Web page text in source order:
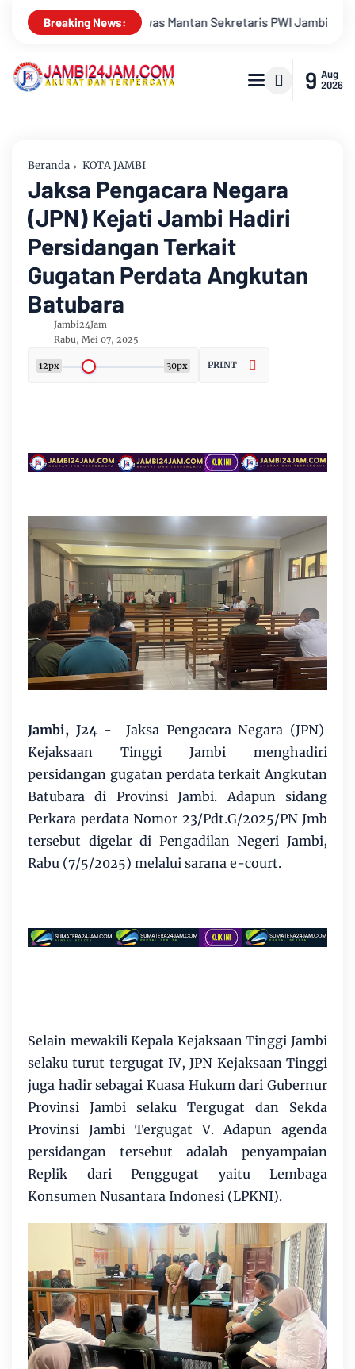
Breaking News:
Jambi Tutup Usia Menapaki Usia 59 Tahun, Sinsen
9 Aug
2026
Beranda KOTA JAMBI
Jaksa Pengacara Negara
(JPN) Kejati Jambi Hadiri
Persidangan Terkait
Gugatan Perdata Angkutan
Batubara
Jambi24Jam
Rabu, Mei 07, 2025
12px 30px PRINT
Jambi, J24 -
Jaksa Pengacara Negara (JPN)
Kejaksaan Tinggi Jambi menghadiri
persidangan gugatan perdata terkait Angkutan
Batubara di Provinsi Jambi. Adapun sidang
Perkara perdata Nomor 23/Pdt.G/2025/PN Jmb
tersebut digelar di Pengadilan Negeri Jambi,
Rabu (7/5/2025) melalui sarana e-court.
Selain mewakili Kepala Kejaksaan Tinggi Jambi
selaku turut tergugat IV, JPN Kejaksaan Tinggi
juga hadir sebagai Kuasa Hukum dari Gubernur
Provinsi Jambi selaku Tergugat dan Sekda
Provinsi Jambi Tergugat V. Adapun agenda
persidangan tersebut adalah penyampaian
Replik dari Penggugat yaitu Lembaga
Konsumen Nusantara Indonesi (LPKNI).